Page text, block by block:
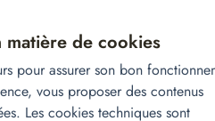
de cookies
pour assurer son bon
vous proposer des contenus
Les cookies techniques sont